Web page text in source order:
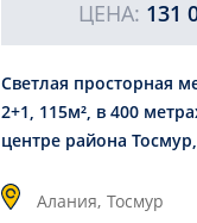
ЦЕНА: 131
Светлая просторная
2+1, 115м², в 400
центре района
Алания, Тосмур